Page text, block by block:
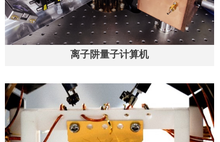
离子阱量子计算机